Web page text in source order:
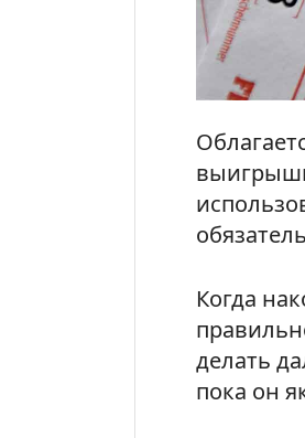
Когда
делать
пока он